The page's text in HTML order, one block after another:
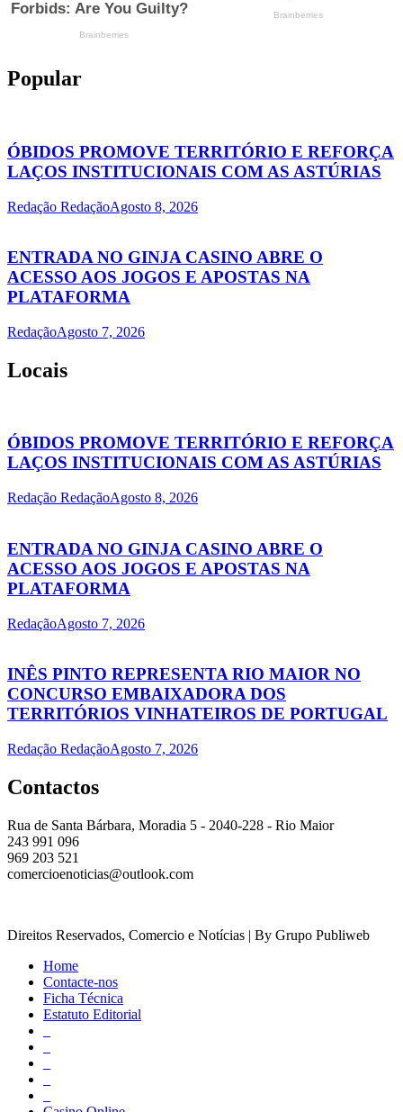
Popular
ÓBIDOS PROMOVE TERRITÓRIO E REFORÇA
LAÇOS INSTITUCIONAIS COM AS ASTÚRIAS
Redação RedaçãoAgosto 8, 2026
ENTRADA NO GINJA CASINO ABRE O
ACESSO AOS JOGOS E APOSTAS NA
PLATAFORMA
RedaçãoAgosto 7, 2026
Locais
ÓBIDOS PROMOVE TERRITÓRIO E REFORÇA
LAÇOS INSTITUCIONAIS COM AS ASTÚRIAS
Redação RedaçãoAgosto 8, 2026
ENTRADA NO GINJA CASINO ABRE O
ACESSO AOS JOGOS E APOSTAS NA
PLATAFORMA
RedaçãoAgosto 7, 2026
INÊS PINTO REPRESENTA RIO MAIOR NO
CONCURSO EMBAIXADORA DOS
TERRITÓRIOS VINHATEIROS DE PORTUGAL
Redação RedaçãoAgosto 7, 2026
Contactos
Rua de Santa Bárbara, Moradia 5 - 2040-228 - Rio Maior
243 991 096
969 203 521
comercioenoticias@outlook.com
Direitos Reservados, Comercio e Notícias | By Grupo Publiweb
Home
Contacte-nos
Ficha Técnica
Estatuto Editorial